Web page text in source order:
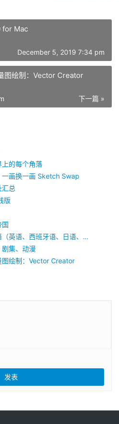
for Mac
December 5, 2019 7:34 pm
图绘制：Vector Creator
下一篇 »
的每个角落
画换一画 Sketch Swap
汇总
版
国
多邻国：免费学习各种外语（英语、西班牙语、日语、韩语、德语、法语……）
集、动漫
绘制：Vector Creator